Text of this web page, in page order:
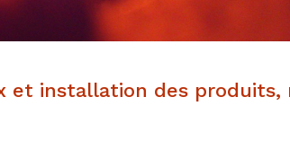
et installation des produits,